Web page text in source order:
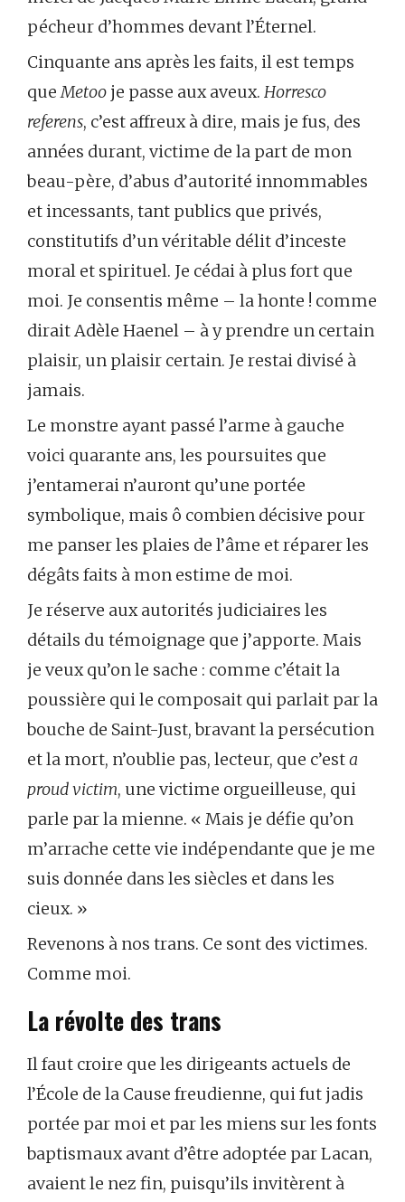
pécheur d’hommes devant l’Éternel.
Cinquante ans après les faits, il est temps
queMetoo je passe aux aveux. Horresco
referens, c’est affreux à dire, mais je fus, des
années durant, victime de la part de mon
beau-père, d’abus d’autorité innommables
et incessants, tant publics que privés,
constitutifs d’un véritable délit d’inceste
moral et spirituel. Je cédai à plus fort que
moi. Je consentis même – la honte ! comme
dirait Adèle Haenel – à y prendre un certain
plaisir, un plaisir certain. Je restai divisé à
jamais.
Le monstre ayant passé l’arme à gauche
voici quarante ans, les poursuites que
j’entamerai n’auront qu’une portée
symbolique, mais ô combien décisive pour
me panser les plaies de l’âme et réparer les
dégâts faits à mon estime de moi.
Je réserve aux autorités judiciaires les
détails du témoignage que j’apporte. Mais
je veux qu’on le sache : comme c’était la
poussière qui le composait qui parlait par la
bouche de Saint-Just, bravant la persécution
et la mort, n’oublie pas, lecteur, que c’esta
proud victim, une victime orgueilleuse, qui
parle par la mienne. « Mais je défie qu’on
m’arrache cette vie indépendante que je me
suis donnée dans les siècles et dans les
cieux. »
Revenons à nos trans. Ce sont des victimes.
Comme moi.
La révolte des trans
Il faut croire que les dirigeants actuels de
l’École de la Cause freudienne, qui fut jadis
portée par moi et par les miens sur les fonts
baptismaux avant d’être adoptée par Lacan,
avaient le nez fin, puisqu’ils invitèrent à